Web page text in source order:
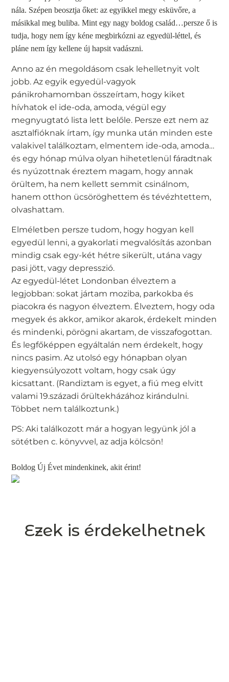
nála. Szépen beosztja őket: az egyikkel megy esküvőre, a
másikkal meg buliba. Mint egy nagy boldog család…persze ő is
tudja, hogy nem így kéne megbirkózni az egyedül-léttel, és
pláne nem így kellene új hapsit vadászni.
Anno az én megoldásom csak lehelletnyit volt
jobb. Az egyik egyedül-vagyok
pánikrohamomban összeírtam, hogy kiket
hívhatok el ide-oda, amoda, végül egy
megnyugtató lista lett belőle. Persze ezt nem az
asztalfióknak írtam, így munka után minden este
valakivel találkoztam, elmentem ide-oda, amoda…
és egy hónap múlva olyan hihetetlenül fáradtnak
és nyúzottnak éreztem magam, hogy annak
örültem, ha nem kellett semmit csinálnom,
hanem otthon ücsöröghettem és tévézhtettem,
olvashattam.
Elméletben persze tudom, hogy hogyan kell
egyedül lenni, a gyakorlati megvalósítás azonban
mindig csak egy-két hétre sikerült, utána vagy
pasi jött, vagy depresszió.
Az egyedül-létet Londonban élveztem a
legjobban: sokat jártam moziba, parkokba és
piacokra és nagyon élveztem. Élveztem, hogy oda
megyek és akkor, amikor akarok, érdekelt minden
és mindenki, pörögni akartam, de visszafogottan.
És legfőképpen egyáltalán nem érdekelt, hogy
nincs pasim. Az utolsó egy hónapban olyan
kiegyensúlyozott voltam, hogy csak úgy
kicsattant. (Randiztam is egyet, a fiú meg elvitt
valami 19.századi őrültekházához kirándulni.
Többet nem találkoztunk.)
PS: Aki találkozott már a hogyan legyünk jól a
sötétben c. könyvvel, az adja kölcsön!
Boldog Új Évet mindenkinek, akit érint!
Ezek is érdekelhetnek